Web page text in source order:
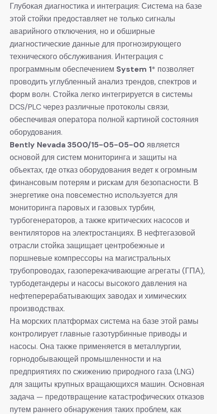
Глубокая диагностика и интеграция: Система на базе
этой стойки предоставляет не только сигналы
аварийного отключения, но и обширные
диагностические данные для прогнозирующего
технического обслуживания. Интеграция с
программным обеспечением System 1* позволяет
проводить углубленный анализ трендов, спектров и
форм волн. Стойка легко интегрируется в системы
DCS/PLC через различные протоколы связи,
обеспечивая оператора полной картиной состояния
оборудования.
Bently Nevada 3500/15-05-05-00 ​ является
основой для систем мониторинга и защиты на
объектах, где отказ оборудования ведет к огромным
финансовым потерям и рискам для безопасности. В
энергетике она повсеместно используется для
мониторинга паровых и газовых турбин,
турбогенераторов, а также критических насосов и
вентиляторов на электростанциях. В нефтегазовой
отрасли стойка защищает центробежные и
поршневые компрессоры на магистральных
трубопроводах, газоперекачивающие агрегаты (ГПА),
турбодетандеры и насосы высокого давления на
нефтеперерабатывающих заводах и химических
производствах.
На морских платформах система на базе этой рамы
контролирует главные газотурбинные приводы и
насосы. Она также применяется в металлургии,
горнодобывающей промышленности и на
предприятиях по сжижению природного газа (LNG)
для защиты крупных вращающихся машин. Основная
задача — предотвращение катастрофических отказов
путем раннего обнаружения таких проблем, как